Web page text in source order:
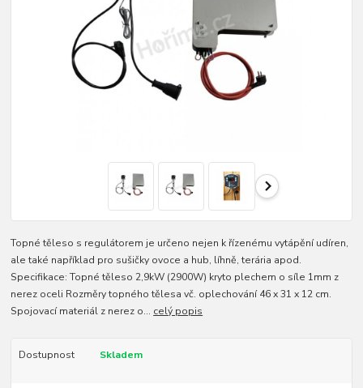
Topné těleso s regulátorem je určeno nejen k řízenému vytápění udíren,
ale také například pro sušičky ovoce a hub, líhně, terária apod.
Specifikace: Topné těleso 2,9kW (2900W) kryto plechem o síle 1mm z
nerez oceli Rozměry topného tělesa vč. oplechování 46 x 31 x 12 cm.
Spojovací materiál z nerez o... celý popis
Dostupnost Skladem